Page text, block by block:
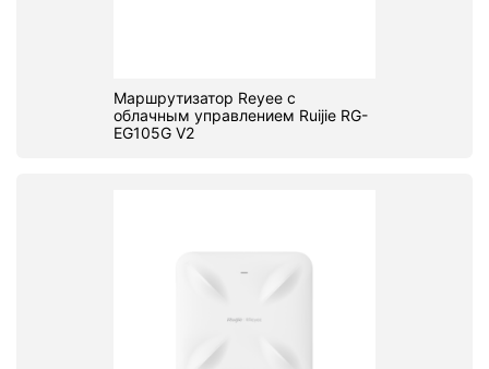
Маршрутизатор Reyee с
облачным управлением Ruijie RG-
EG105G V2